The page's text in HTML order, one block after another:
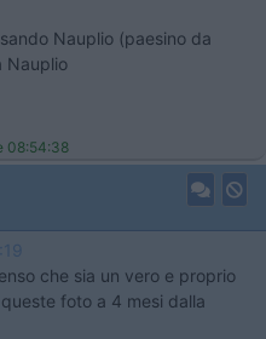
Nauplio (paesino da
Nauplio
08:54:38
che sia un vero e proprio
foto a 4 mesi dalla